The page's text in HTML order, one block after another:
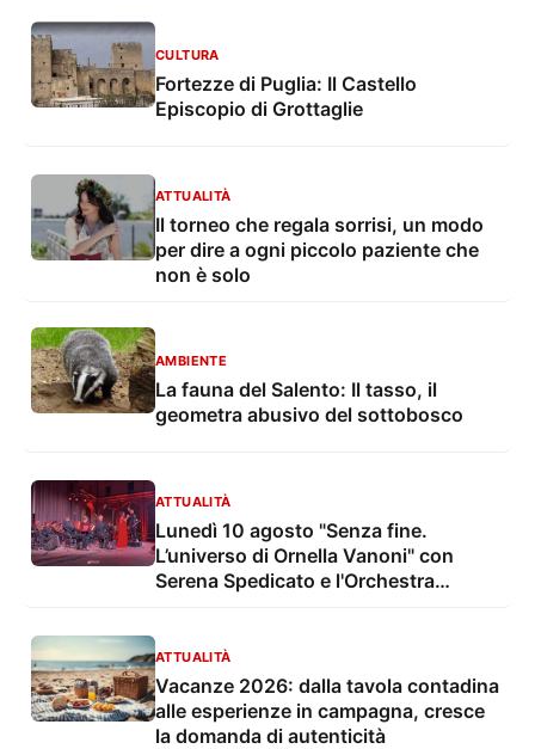
CULTURA
Fortezze di Puglia: Il Castello
Episcopio di Grottaglie
ATTUALITÀ
Il torneo che regala sorrisi, un modo
per dire a ogni piccolo paziente che
non è solo
AMBIENTE
La fauna del Salento: Il tasso, il
geometra abusivo del sottobosco
ATTUALITÀ
Lunedì 10 agosto "Senza fine.
L’universo di Ornella Vanoni" con
Serena Spedicato e l'Orchestra
ATTUALITÀ
Vacanze 2026: dalla tavola contadina
alle esperienze in campagna, cresce
la domanda di autenticità